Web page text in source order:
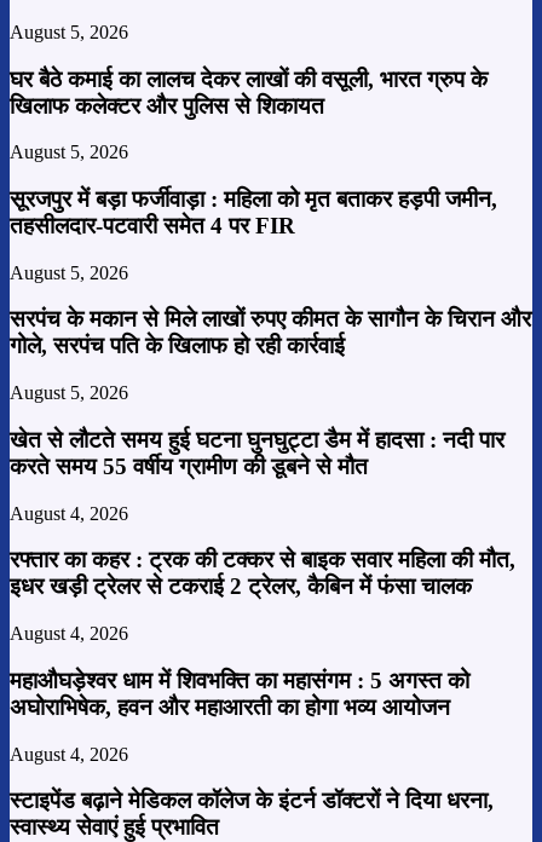
August 5, 2026
घर बैठे कमाई का लालच देकर लाखों की वसूली, भारत ग्रुप के
खिलाफ कलेक्टर और पुलिस से शिकायत
August 5, 2026
सूरजपुर में बड़ा फर्जीवाड़ा : महिला को मृत बताकर हड़पी जमीन,
तहसीलदार-पटवारी समेत 4 पर FIR
August 5, 2026
सरपंच के मकान से मिले लाखों रुपए कीमत के सागौन के चिरान और
गोले, सरपंच पति के खिलाफ हो रही कार्रवाई
August 5, 2026
खेत से लौटते समय हुई घटना घुनघुट्टा डैम में हादसा : नदी पार
करते समय 55 वर्षीय ग्रामीण की डूबने से मौत
August 4, 2026
रफ्तार का कहर : ट्रक की टक्कर से बाइक सवार महिला की मौत,
इधर खड़ी ट्रेलर से टकराई 2 ट्रेलर, कैबिन में फंसा चालक
August 4, 2026
महाऔघड़ेश्वर धाम में शिवभक्ति का महासंगम : 5 अगस्त को
अघोराभिषेक, हवन और महाआरती का होगा भव्य आयोजन
August 4, 2026
स्टाइपेंड बढ़ाने मेडिकल कॉलेज के इंटर्न डॉक्टरों ने दिया धरना,
स्वास्थ्य सेवाएं हुई प्रभावित